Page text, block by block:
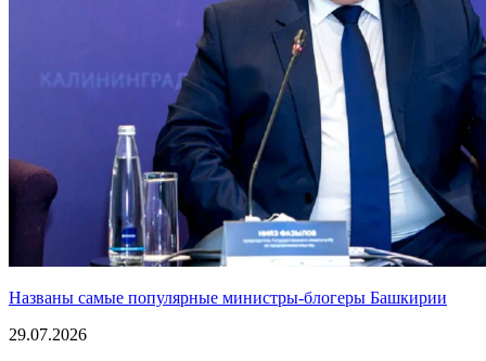
Названы самые популярные министры-блогеры Башкирии
29.07.2026